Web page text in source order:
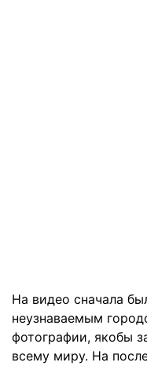
На видео сначала
неузнаваемым
фотографии, якобы
всему миру. На